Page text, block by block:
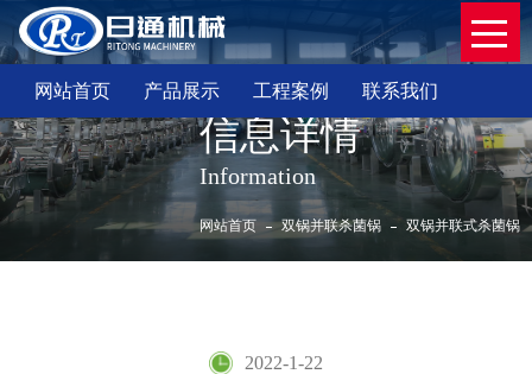
网站首页 产品展示 工程案例 联系我们
信息详情
Information
网站首页 双锅并联杀菌锅 双锅并联式杀菌锅
2022-1-22